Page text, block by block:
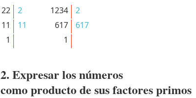
22
2
11
11
1
1234
2
617
617
1
2. Expresar los números
como producto de sus factores primos